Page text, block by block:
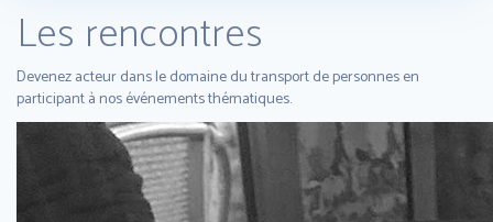
Les rencontres
Devenez acteur dans le domaine du transport de personnes en
participant à nos événements thématiques.